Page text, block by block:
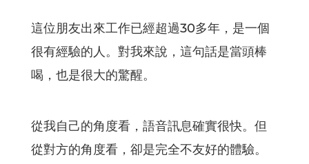
這位朋友出來工作已經超過30多年，是一個
很有經驗的人。對我來說，這句話是當頭棒
喝，也是很大的驚醒。
從我自己的角度看，語音訊息確實很快。但
從對方的角度看，卻是完全不友好的體驗。